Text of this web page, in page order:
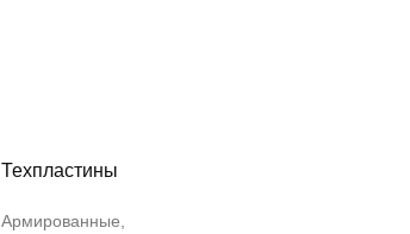
Техпластины
Армированные,